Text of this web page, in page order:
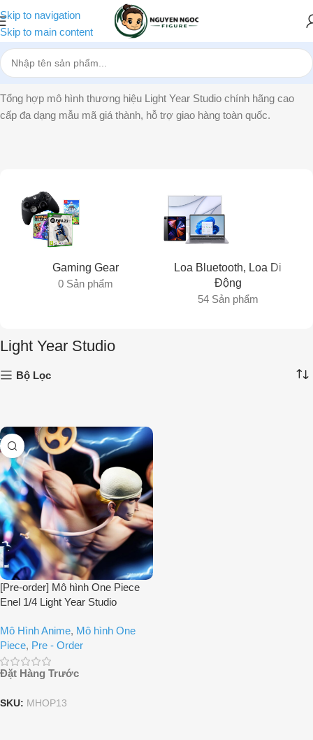
Skip to navigation
Skip to main content
Trang chủ»Light Year Studio
Tổng hợp mô hình thương hiệu Light Year Studio chính hãng cao
cấp đa dạng mẫu mã giá thành, hỗ trợ giao hàng toàn quốc.
Gaming Gear
0 Sản phẩm
Loa Bluetooth, Loa Di
Động
54 Sản phẩm
Light Year Studio
Bộ Lọc
[Pre-order] Mô hình One Piece
Enel 1/4 Light Year Studio
Mô Hình Anime, Mô hình One
Piece, Pre - Order
Đặt Hàng Trước
SKU: MHOP13